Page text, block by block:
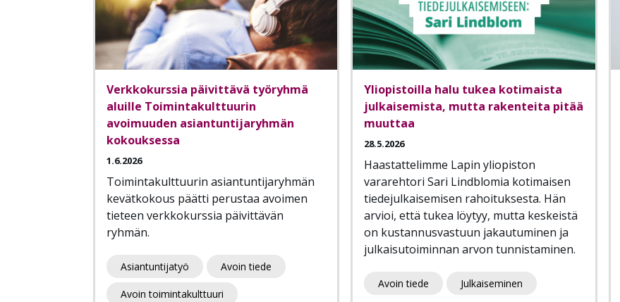
Verkkokurssia päivittävä työryhmä
aluille Toimintakulttuurin
avoimuuden asiantuntijaryhmän
kokouksessa
1.6.2026
Toimintakulttuurin asiantuntijaryhmän
kevätkokous päätti perustaa avoimen
tieteen verkkokurssia päivittävän
ryhmän.
Asiantuntijatyö Avoin tiede
Avoin toimintakulttuuri
Yliopistoilla halu tukea kotimaista
julkaisemista, mutta rakenteita pitää
muuttaa
28.5.2026
Haastattelimme Lapin yliopiston
vararehtori Sari Lindblomia kotimaisen
tiedejulkaisemisen rahoituksesta. Hän
arvioi, että tukea löytyy, mutta keskeistä
on kustannusvastuun jakautuminen ja
julkaisutoiminnan arvon tunnistaminen.
Avoin tiede Julkaiseminen